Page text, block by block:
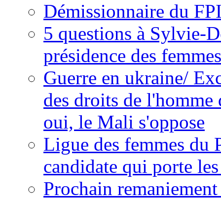
Démissionnaire du
5 questions à Sylvie-
présidence des
Guerre en ukraine/
des droits de
oui, le Mali s'oppose
Ligue des femmes du
candidate qui porte
Prochain